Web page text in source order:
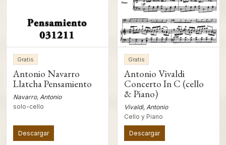
Gratis
Antonio Navarro
Llatcha Pensamiento
Navarro, Antonio
solo-cello
Descargar
Gratis
Antonio Vivaldi
Concerto In C (cello
& Piano)
Vivaldi, Antonio
Cello y Piano
Descargar